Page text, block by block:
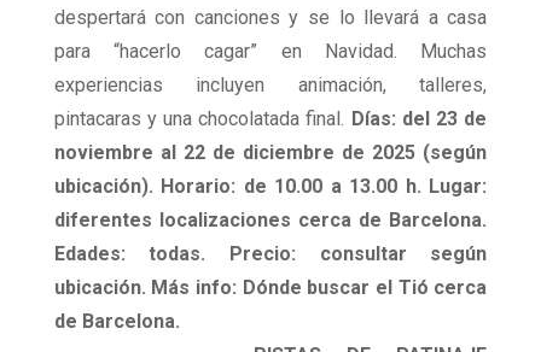
despertará con canciones y se lo llevará a casa
para “hacerlo cagar” en Navidad. Muchas
experiencias incluyen animación, talleres,
pintacaras y una chocolatada final. Días: del 23 de
noviembre al 22 de diciembre de 2025 (según
ubicación). Horario: de 10.00 a 13.00 h. Lugar:
diferentes localizaciones cerca de Barcelona.
Edades: todas. Precio: consultar según
ubicación. Más info: Dónde buscar el Tió cerca
de Barcelona.